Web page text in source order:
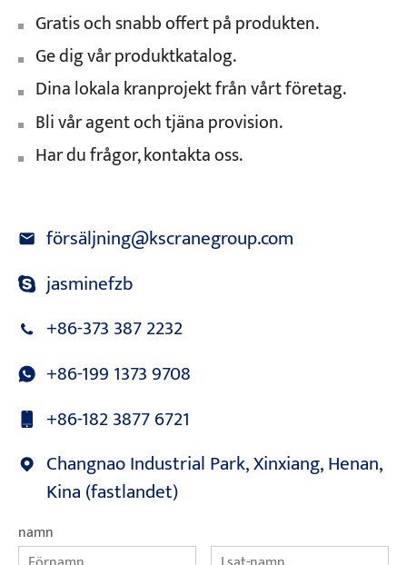
Gratis och snabb offert på produkten.
Ge dig vår produktkatalog.
Dina lokala kranprojekt från vårt företag.
Bli vår agent och tjäna provision.
Har du frågor, kontakta oss.
försäljning@kscranegroup.com
jasminefzb
+86-373 387 2232
+86-199 1373 9708
+86-182 3877 6721
Changnao Industrial Park, Xinxiang, Henan,
Kina (fastlandet)
namn